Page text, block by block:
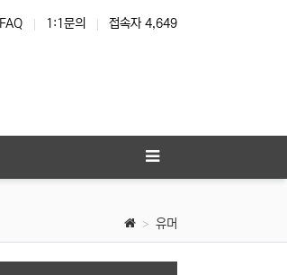
FAQ 1:1문의 접속자 4,649
유머